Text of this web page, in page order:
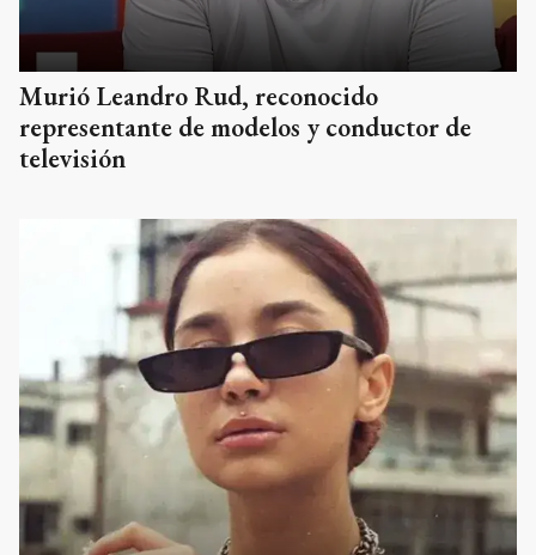
Murió Leandro Rud, reconocido
representante de modelos y conductor de
televisión